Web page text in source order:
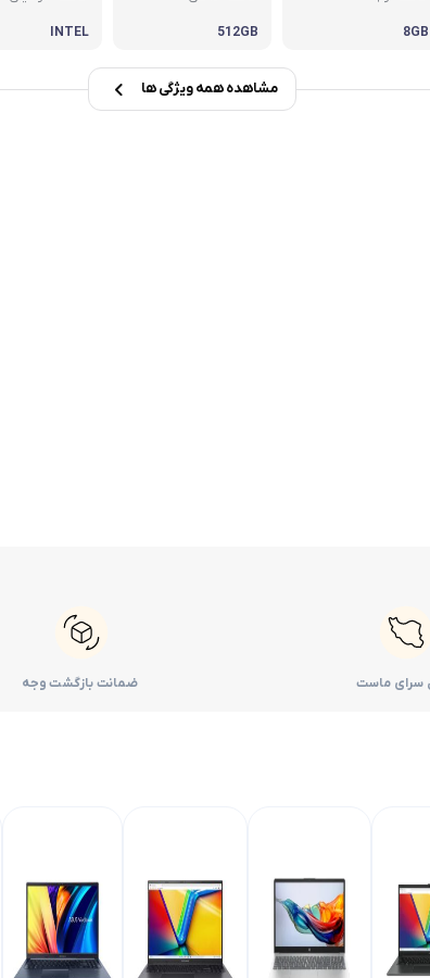
msi 8GB
512GB
INTEL
مشاهده همه ویژگی ها
سرای ماست ضمانت بازگشت وجه